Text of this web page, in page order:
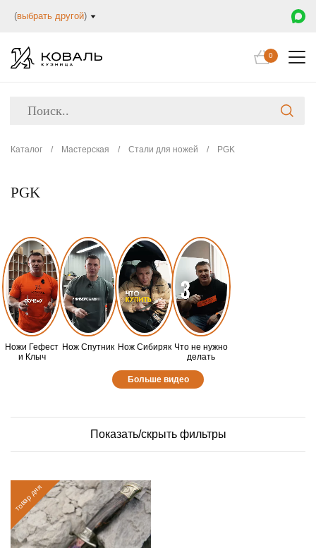
(выбрать другой)
0
Каталог / Мастерская / Стали для ножей / PGK
PGK
Ножи Гефест
и Клыч
Нож Спутник Нож Сибиряк Что не нужно
делать
Больше видео
Показать/скрыть фильтры
товар дня